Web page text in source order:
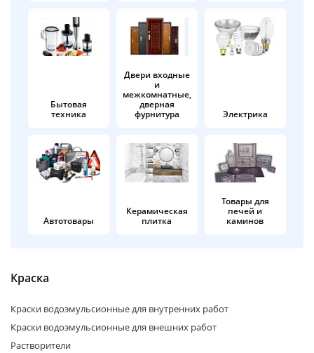
Бытовая
техника
Двери входные
и
межкомнатные,
дверная
фурнитура
Электрика
Автотовары
Керамическая
плитка
Товары для
печей и
каминов
Краска
Краски водоэмульсионные для внутренних работ
Краски водоэмульсионные для внешних работ
Растворители
об оплате Плайтом
раз в 2
недели
Остались вопросы?
8 800 302-02-51
plait.ru